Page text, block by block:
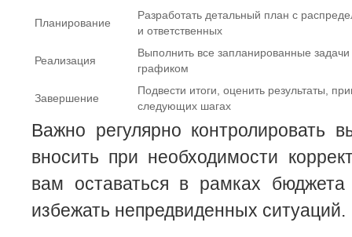
Планирование
Разработать детальный план с
и ответственных
Реализация
Выполнить все запланированные задачи
графиком
Завершение
Подвести итоги, оценить результаты,
следующих шагах
Важно регулярно контролировать
вносить при необходимости
вам оставаться в рамках
избежать непредвиденных ситуаций.